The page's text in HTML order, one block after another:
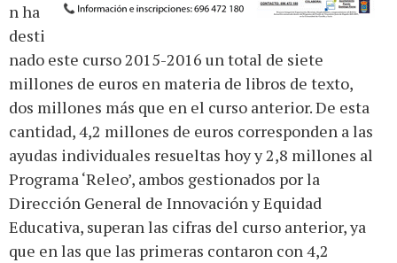
n ha
desti
nado este curso 2015-2016 un total de siete
millones de euros en materia de libros de texto,
dos millones más que en el curso anterior. De esta
cantidad, 4,2 millones de euros corresponden a las
ayudas individuales resueltas hoy y 2,8 millones al
Programa ‘Releo’, ambos gestionados por la
Dirección General de Innovación y Equidad
Educativa, superan las cifras del curso anterior, ya
que en las que las primeras contaron con 4,2